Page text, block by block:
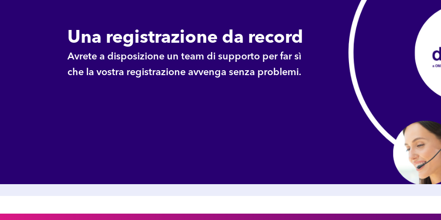
Una registrazione da record
Avrete a disposizione un team di supporto per far sì
che la vostra registrazione avvenga senza problemi.